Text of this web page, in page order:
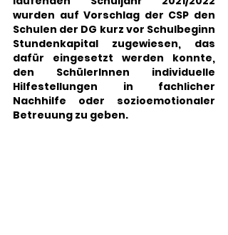
wurden auf Vorschlag der CSP den
Schulen der DG kurz vor Schulbeginn
Stundenkapital zugewiesen, das
dafür eingesetzt werden konnte,
den SchülerInnen individuelle
Hilfestellungen in fachlicher
Nachhilfe oder sozioemotionaler
Betreuung zu geben.